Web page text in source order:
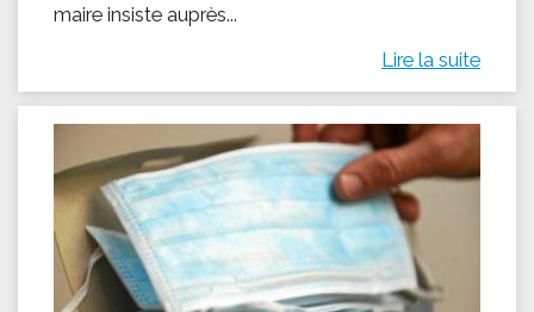
maire insiste auprès...
Lire la suite